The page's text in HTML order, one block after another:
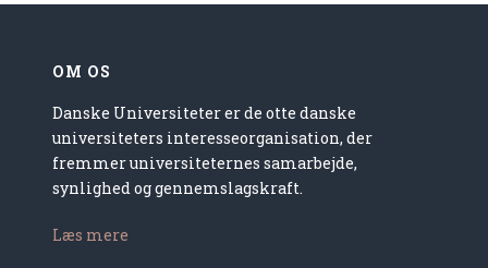
OM OS
Danske Universiteter er de otte danske
universiteters interesseorganisation, der
fremmer universiteternes samarbejde,
synlighed og gennemslagskraft.
Læs mere